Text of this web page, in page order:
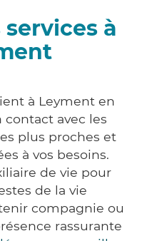
à
à Leyment en
avec les
plus proches et
à vos besoins.
de vie pour
de la vie
compagnie ou
rassurante